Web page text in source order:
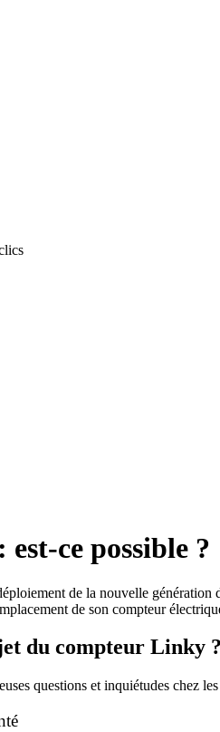
ce possible ?
de la nouvelle
de son compteur
du compteur Linky ?
questions et inquiétudes chez